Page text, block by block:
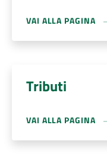
VAI ALLA PAGINA
Tributi
VAI ALLA PAGINA